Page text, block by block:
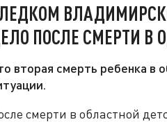
ПОСЛЕ СМЕРТИ В
вторая смерть ребенка в
смерти в областной